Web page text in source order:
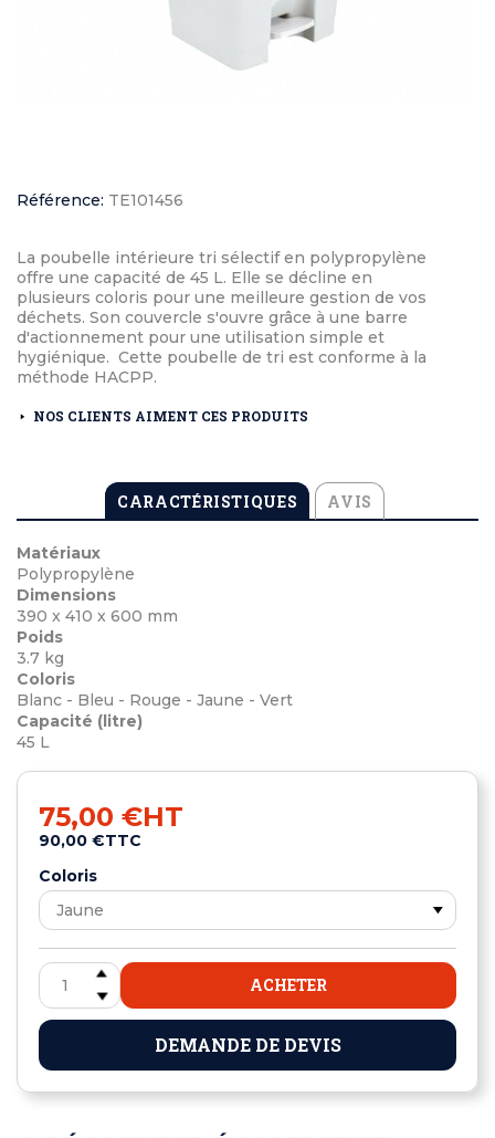
Référence: TE101456
La poubelle intérieure tri sélectif en polypropylène
offre une capacité de 45 L. Elle se décline en
plusieurs coloris pour une meilleure gestion de vos
déchets. Son couvercle s'ouvre grâce à une barre
d'actionnement pour une utilisation simple et
hygiénique. Cette poubelle de tri est conforme à la
méthode HACPP.
NOS CLIENTS AIMENT CES PRODUITS
CARACTÉRISTIQUES AVIS
Matériaux
Polypropylène
Dimensions
390 x 410 x 600 mm
Poids
3.7 kg
Coloris
Blanc - Bleu - Rouge - Jaune - Vert
Capacité (litre)
45 L
75,00 €HT
90,00 €TTC
Coloris
ACHETER
DEMANDE DE DEVIS